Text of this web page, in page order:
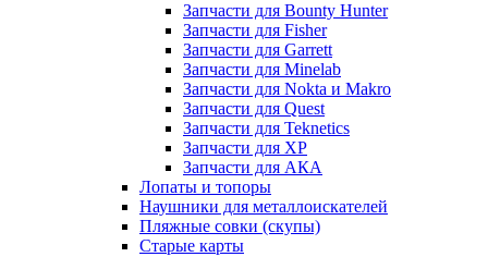
Запчасти для Bounty Hunter
Запчасти для Fisher
Запчасти для Garrett
Запчасти для Minelab
Запчасти для Nokta и Makro
Запчасти для Quest
Запчасти для Teknetics
Запчасти для XP
Запчасти для АКА
Лопаты и топоры
Наушники для металлоискателей
Пляжные совки (скупы)
Старые карты